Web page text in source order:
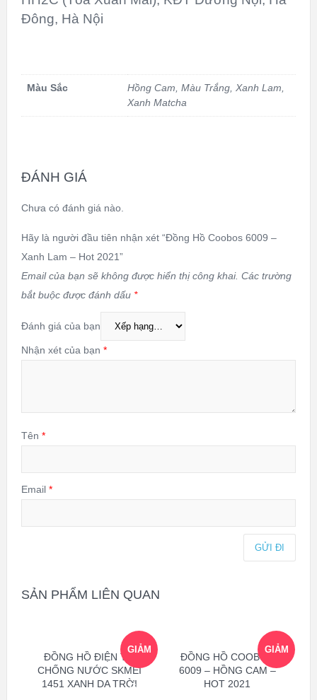
Đông, Hà Nội
Màu Sắc Hồng Cam, Màu Trắng, Xanh Lam,
Xanh Matcha
ĐÁNH GIÁ
Chưa có đánh giá nào.
Hãy là người đầu tiên nhận xét “Đồng Hồ Coobos 6009 –
Xanh Lam – Hot 2021”
Email của bạn sẽ không được hiển thị công khai. Các trường
bắt buộc được đánh dấu *
Đánh giá của bạn
Nhận xét của bạn *
Tên *
Email *
SẢN PHẨM LIÊN QUAN
GIẢM
GIÁ!
ĐỒNG HỒ ĐIỆN TỬ
CHỐNG NƯỚC SKMEI
1451 XANH DA TRỜI
GIẢM
ĐỒNG HỒ COOBOS
6009 – HỒNG CAM –
HOT 2021